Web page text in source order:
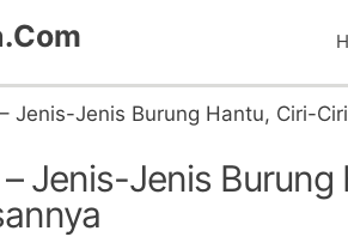
Jenis-Jenis Burung Hantu, Ciri-
Jenis-Jenis Burung